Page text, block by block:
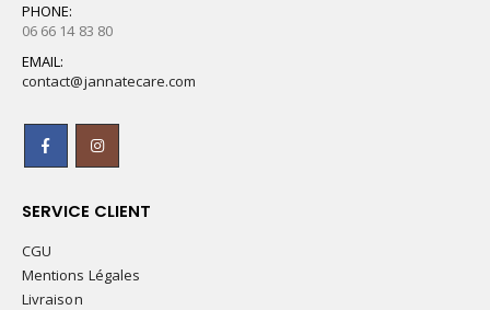
PHONE:
06 66 14 83 80
EMAIL:
contact@jannatecare.com
SERVICE CLIENT
CGU
Mentions Légales
Livraison